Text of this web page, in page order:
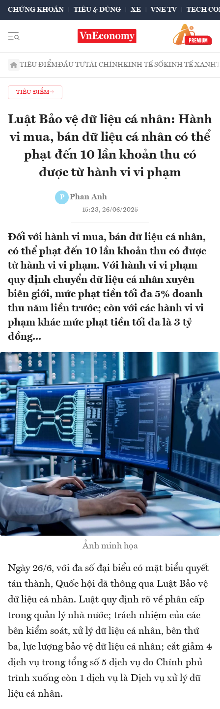
CHỨNG KHOÁN TIÊU & DÙNG XE VNE TV TECH
TIÊU ĐIỂMĐẦU TƯTÀI CHÍNHKINH TẾ SỐKINH TẾ XANH
TIÊU ĐIỂM
Luật Bảo vệ dữ liệu cá nhân: Hành
vi mua, bán dữ liệu cá nhân có thể
phạt đến 10 lần khoản thu có
được từ hành vi vi phạm
P Phan Anh
15:23, 26/06/2025
Đối với hành vi mua, bán dữ liệu cá nhân,
có thể phạt đến 10 lần khoản thu có được
từ hành vi vi phạm. Với hành vi vi phạm
quy định chuyển dữ liệu cá nhân xuyên
biên giới, mức phạt tiền tối đa 5% doanh
thu năm liền trước; còn với các hành vi vi
phạm khác mức phạt tiền tối đa là 3 tỷ
đồng...
Ảnh minh họa
Ngày 26/6, với đa số đại biểu có mặt biểu quyết
tán thành, Quốc hội đã thông qua Luật Bảo vệ
dữ liệu cá nhân. Luật quy định rõ về phân cấp
trong quản lý nhà nước; trách nhiệm của các
bên kiểm soát, xử lý dữ liệu cá nhân, bên thứ
ba, lực lượng bảo vệ dữ liệu cá nhân; cắt giảm 4
dịch vụ trong tổng số 5 dịch vụ do Chính phủ
trình xuống còn 1 dịch vụ là Dịch vụ xử lý dữ
liệu cá nhân.